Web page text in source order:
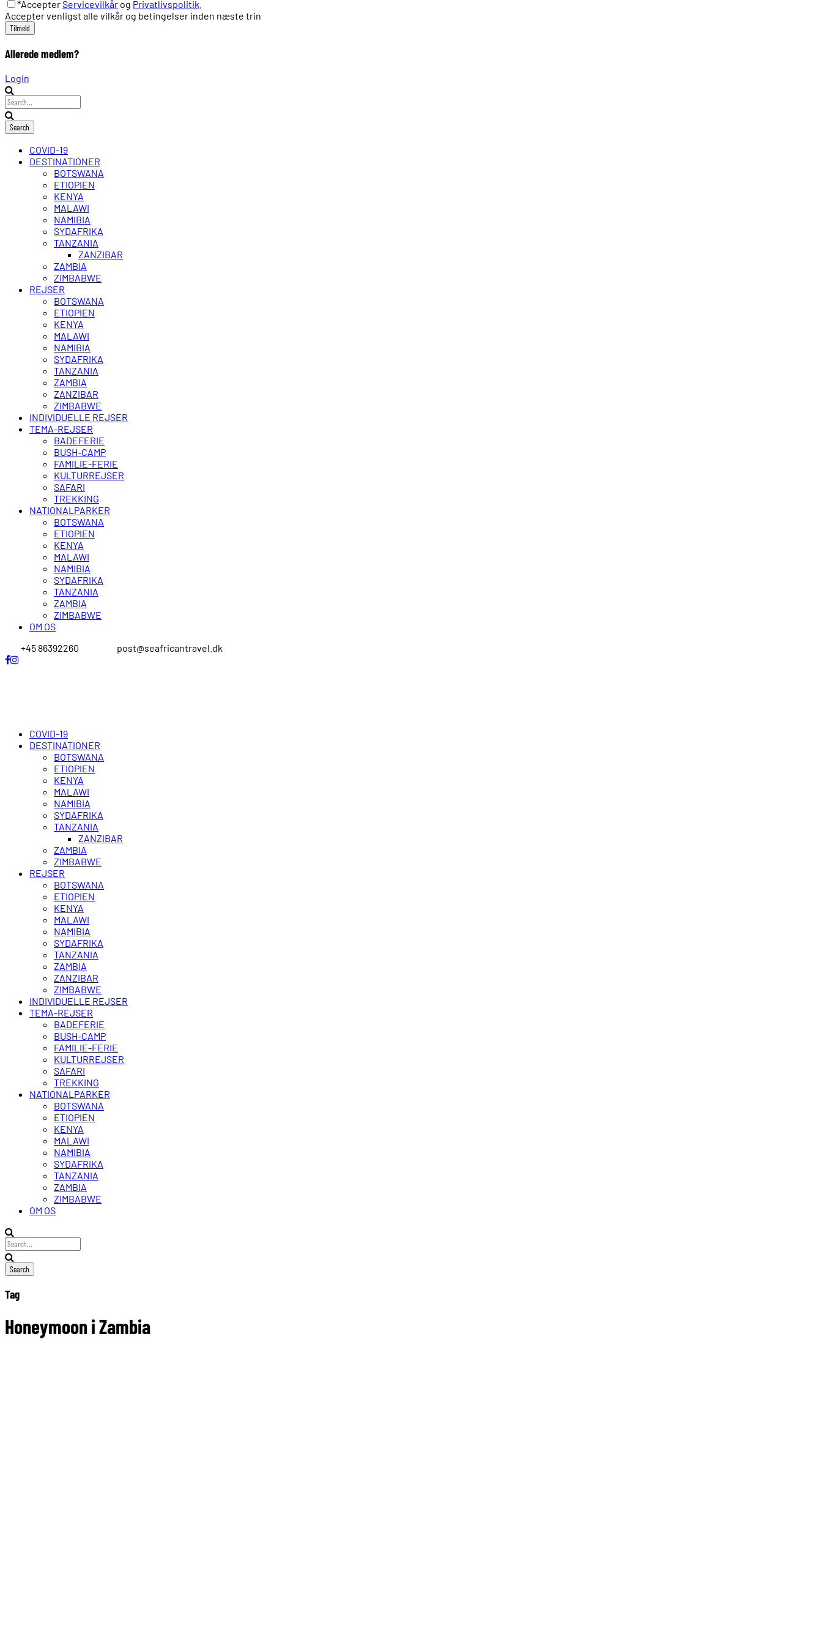
*AccepterServicevilkår og Privatlivspolitik
Accepter venligst alle vilkår og betingelser inden næste trin
Allerede medlem?
Login
COVID-19
DESTINATIONER
BOTSWANA
ETIOPIEN
KENYA
MALAWI
NAMIBIA
SYDAFRIKA
TANZANIA
ZANZIBAR
ZAMBIA
ZIMBABWE
REJSER
BOTSWANA
ETIOPIEN
KENYA
MALAWI
NAMIBIA
SYDAFRIKA
TANZANIA
ZAMBIA
ZANZIBAR
ZIMBABWE
INDIVIDUELLE REJSER
TEMA-REJSER
BADEFERIE
BUSH-CAMP
FAMILIE-FERIE
KULTURREJSER
SAFARI
TREKKING
NATIONALPARKER
BOTSWANA
ETIOPIEN
KENYA
MALAWI
NAMIBIA
SYDAFRIKA
TANZANIA
ZAMBIA
ZIMBABWE
OM OS
+45 86392260
post@seafricantravel.dk
COVID-19
DESTINATIONER
BOTSWANA
ETIOPIEN
KENYA
MALAWI
NAMIBIA
SYDAFRIKA
TANZANIA
ZANZIBAR
ZAMBIA
ZIMBABWE
REJSER
BOTSWANA
ETIOPIEN
KENYA
MALAWI
NAMIBIA
SYDAFRIKA
TANZANIA
ZAMBIA
ZANZIBAR
ZIMBABWE
INDIVIDUELLE REJSER
TEMA-REJSER
BADEFERIE
BUSH-CAMP
FAMILIE-FERIE
KULTURREJSER
SAFARI
TREKKING
NATIONALPARKER
BOTSWANA
ETIOPIEN
KENYA
MALAWI
NAMIBIA
SYDAFRIKA
TANZANIA
ZAMBIA
ZIMBABWE
OM OS
Tag
Honeymoon i Zambia